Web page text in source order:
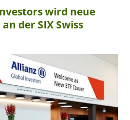
wird neue
der SIX Swiss